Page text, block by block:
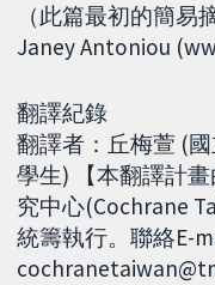
（此篇最初的簡易
Janey Antoniou
翻譯紀錄
翻譯者：丘梅萱 (
學生) 【本翻譯計
究中心(Cochrane
統籌執行。聯絡E-